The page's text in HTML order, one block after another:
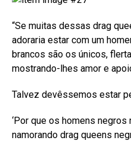
“Se muitas dessas drag
adoraria estar com um
brancos são os únicos,
mostrando-lhes amor e
Talvez devêssemos estar
‘Por que os homens
namorando drag queens